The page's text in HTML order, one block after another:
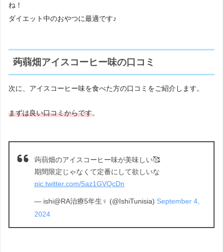
ね！
ダイエット中のおやつに最適です♪
蒟蒻畑アイスコーヒー味の口コミ
次に、アイスコーヒー味を食べた方の口コミをご紹介します。
まずは良い口コミからです。
蒟蒻畑のアイスコーヒー味が美味しい🥰
期間限定じゃなくて定番にして欲しいな
pic.twitter.com/5az1GVQcDn
— ishi@RA治療5年生♀ (@IshiTunisia) September 4,
2024